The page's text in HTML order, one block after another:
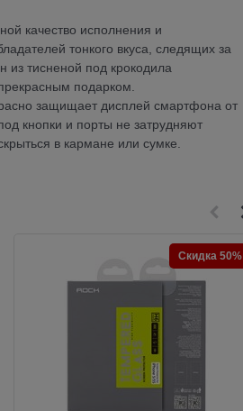
качество исполнения и
тонкого вкуса, следящих за
тисненой под крокодила
подарком.
защищает дисплей смартфона от
кнопки и порты не затрудняют
в кармане или сумке.
Скидка 50%